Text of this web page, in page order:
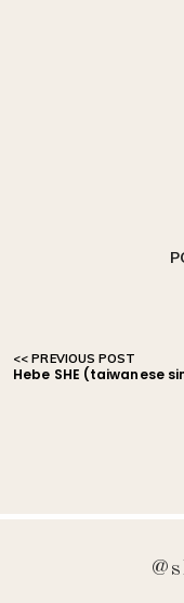
Hebe SHE (taiwanese